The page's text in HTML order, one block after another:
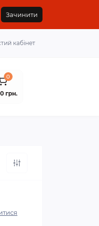
Зачинити
кабінет
0
грн.